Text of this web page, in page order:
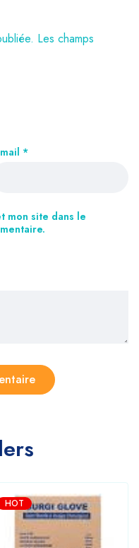
Les champs
*
mon site dans le
HOT